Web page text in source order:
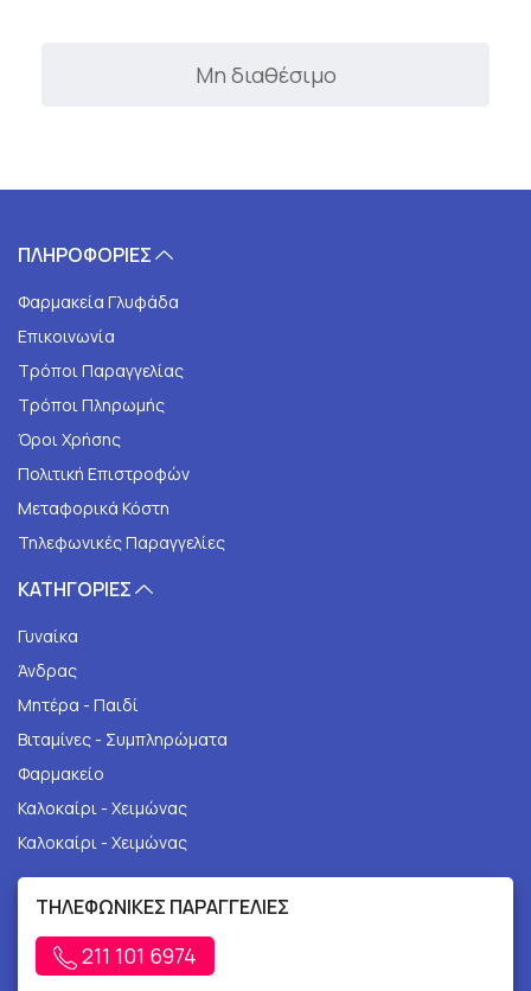
Μη διαθέσιμο
ΠΛΗΡΟΦΟΡΙΕΣ
Φαρμακεία Γλυφάδα
Επικοινωνία
Τρόποι Παραγγελίας
Τρόποι Πληρωμής
Όροι Χρήσης
Πολιτική Επιστροφών
Μεταφορικά Κόστη
Τηλεφωνικές Παραγγελίες
ΚΑΤΗΓΟΡΙΕΣ
Γυναίκα
Άνδρας
Μητέρα - Παιδί
Βιταμίνες - Συμπληρώματα
Φαρμακείο
Καλοκαίρι - Χειμώνας
Καλοκαίρι - Χειμώνας
ΤΗΛΕΦΩΝΙΚΕΣ ΠΑΡΑΓΓΕΛΙΕΣ
211 101 6974